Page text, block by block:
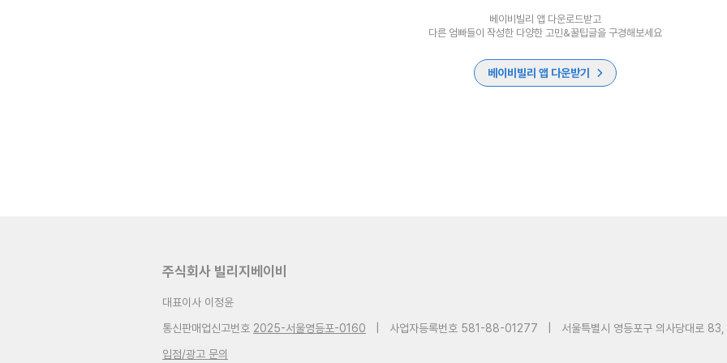
베이비빌리 앱 다운로드받고
다른 엄빠들이 작성한 다양한 고민&꿀팁글을 구경해보세요
베이비빌리 앱 다운받기
주식회사 빌리지베이비
대표이사 이정윤
통신판매업신고번호 2025-서울영등포-0160 사업자등록번호 581-88-01277
서울특별시 영등포구 의사당대로
입점/광고 문의